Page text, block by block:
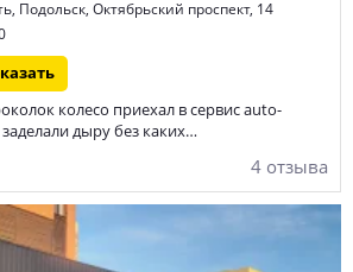
Подольск, Октябрьский проспект, 14
колесо приехал в сервис auto-
дыру без каких…
4 отзыва